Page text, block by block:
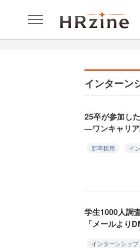
インターン
25卒が参加し
—ワンキャリ
新卒採用 イ
学生1000人調
「メールより
インターンシップ